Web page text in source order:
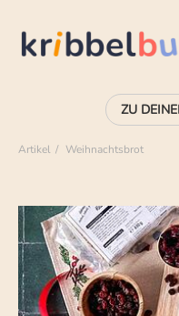
Artikel Weihnachtsbrot